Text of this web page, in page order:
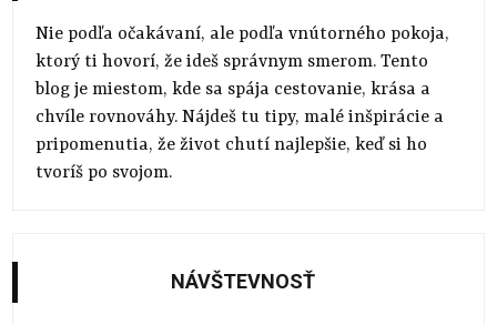
Nie podľa očakávaní, ale podľa vnútorného pokoja,
ktorý ti hovorí, že ideš správnym smerom. Tento
blog je miestom, kde sa spája cestovanie, krása a
chvíle rovnováhy. Nájdeš tu tipy, malé inšpirácie a
pripomenutia, že život chutí najlepšie, keď si ho
tvoríš po svojom.
NÁVŠTEVNOSŤ